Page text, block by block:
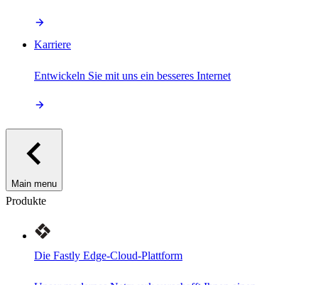
Karriere
Entwickeln Sie mit uns ein besseres Internet
Main menu
Produkte
Die Fastly Edge-Cloud-Plattform